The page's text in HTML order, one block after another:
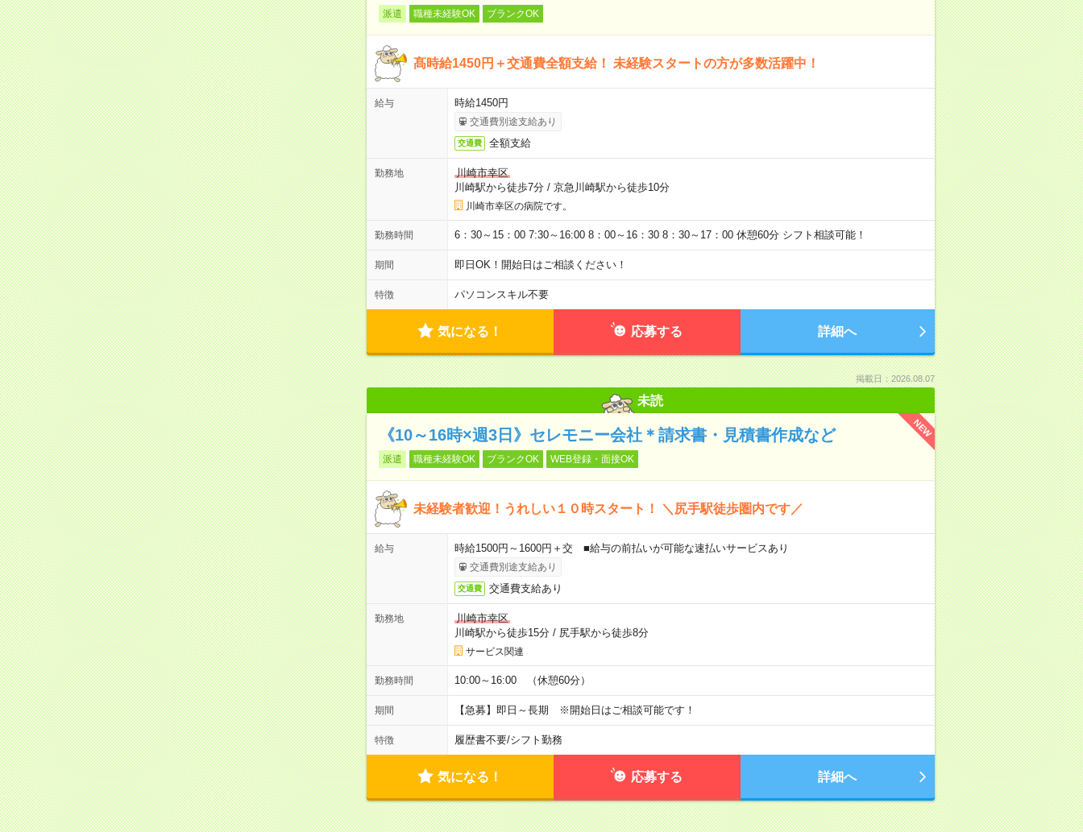
派遣 職種未経験OK ブランクOK
髙時給1450円＋交通費全額支給！ 未経験スタートの方が多数活躍中！
給与 時給1450円
交通費別途支給あり
交通費 全額支給
勤務地
川崎市幸区
川崎駅から徒歩7分/ 京急川崎駅から徒歩10分
川崎市幸区の病院です。
勤務時間 6：30～15：00 7:30～16:00 8：00～16：30 8：30～17：00 休憩60分 シフト相談可能！
期間 即日OK！開始日はご相談ください！
特徴 パソコンスキル不要
気になる！ 応募する 詳細へ
掲載日：2026.08.07
未読
NEW
《10～16時×週3日》セレモニー会社＊請求書・見積書作成など
派遣 職種未経験OK ブランクOK WEB登録・面接OK
未経験者歓迎！うれしい１０時スタート！ ＼尻手駅徒歩圏内です／
給与 時給1500円～1600円＋交 ■給与の前払いが可能な速払いサービスあり
交通費別途支給あり
交通費 交通費支給あり
勤務地
川崎市幸区
川崎駅から徒歩15分/ 尻手駅から徒歩8分
サービス関連
勤務時間 10:00～16:00 （休憩60分）
期間 【急募】即日～長期 ※開始日はご相談可能です！
特徴 履歴書不要/シフト勤務
気になる！ 応募する 詳細へ